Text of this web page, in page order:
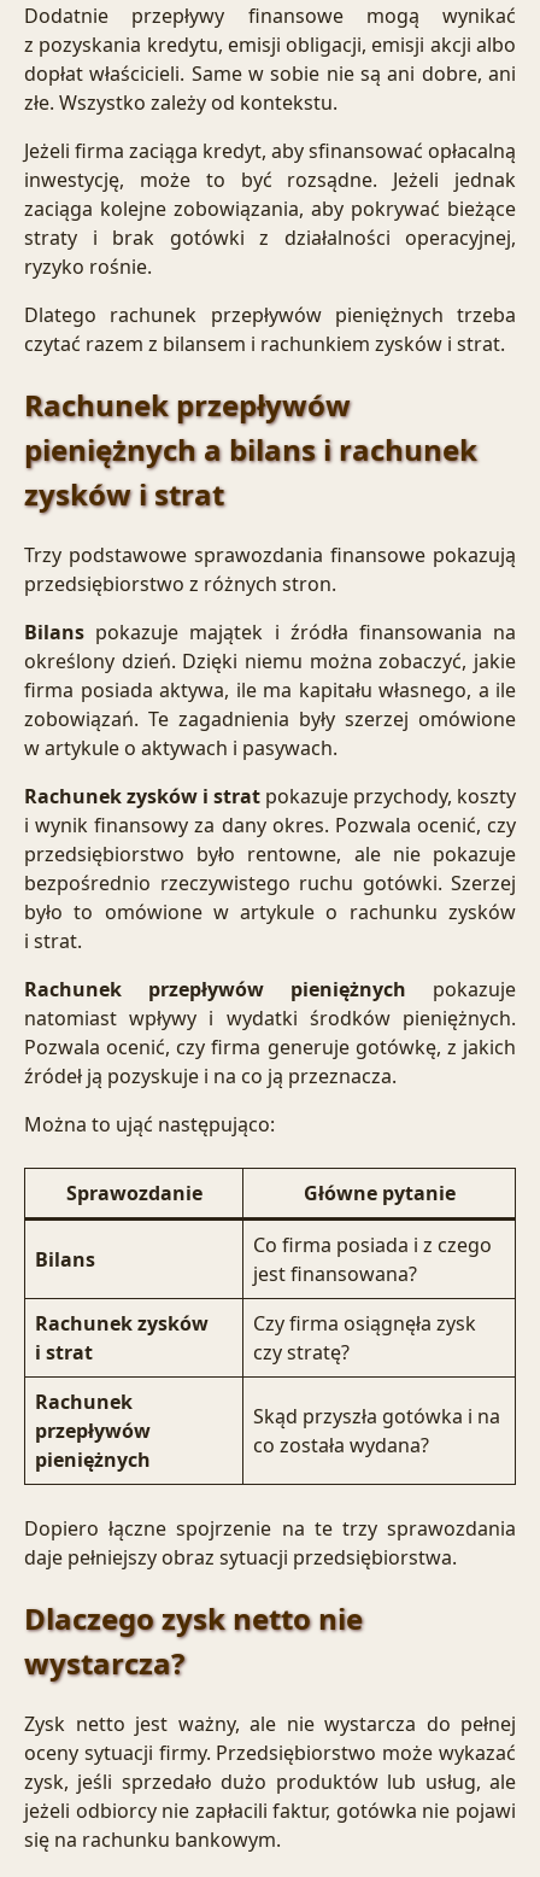
Dodatnie przepływy finansowe mogą wynikać
z pozyskania kredytu, emisji obligacji, emisji akcji albo
dopłat właścicieli. Same w sobie nie są ani dobre, ani
złe. Wszystko zależy od kontekstu.
Jeżeli firma zaciąga kredyt, aby sfinansować opłacalną
inwestycję, może to być rozsądne. Jeżeli jednak
zaciąga kolejne zobowiązania, aby pokrywać bieżące
straty i brak gotówki z działalności operacyjnej,
ryzyko rośnie.
Dlatego rachunek przepływów pieniężnych trzeba
czytać razem z bilansem i rachunkiem zysków i strat.
Rachunek przepływów
pieniężnych a bilans i rachunek
zysków i strat
Trzy podstawowe sprawozdania finansowe pokazują
przedsiębiorstwo z różnych stron.
Bilans pokazuje majątek i źródła finansowania na
określony dzień. Dzięki niemu można zobaczyć, jakie
firma posiada aktywa, ile ma kapitału własnego, a ile
zobowiązań. Te zagadnienia były szerzej omówione
w artykule o aktywach i pasywach.
Rachunek zysków i strat pokazuje przychody, koszty
i wynik finansowy za dany okres. Pozwala ocenić, czy
przedsiębiorstwo było rentowne, ale nie pokazuje
bezpośrednio rzeczywistego ruchu gotówki. Szerzej
było to omówione w artykule o rachunku zysków
i strat.
Rachunek przepływów pieniężnych pokazuje
natomiast wpływy i wydatki środków pieniężnych.
Pozwala ocenić, czy firma generuje gotówkę, z jakich
źródeł ją pozyskuje i na co ją przeznacza.
Można to ująć następująco:
Sprawozdanie Główne pytanie
Bilans
Co firma posiada i z czego
jest finansowana?
Rachunek zysków
i strat
Czy firma osiągnęła zysk
czy stratę?
Rachunek
przepływów
pieniężnych
Skąd przyszła gotówka i na
co została wydana?
Dopiero łączne spojrzenie na te trzy sprawozdania
daje pełniejszy obraz sytuacji przedsiębiorstwa.
Dlaczego zysk netto nie
wystarcza?
Zysk netto jest ważny, ale nie wystarcza do pełnej
oceny sytuacji firmy. Przedsiębiorstwo może wykazać
zysk, jeśli sprzedało dużo produktów lub usług, ale
jeżeli odbiorcy nie zapłacili faktur, gotówka nie pojawi
się na rachunku bankowym.